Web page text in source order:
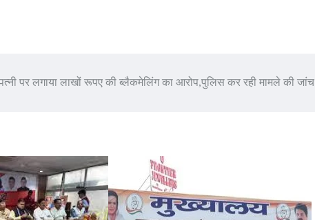
पर लगाया लाखों रूपए की ब्लैकमेलिंग का आरोप,पुलिस कर रही मामले की जांच